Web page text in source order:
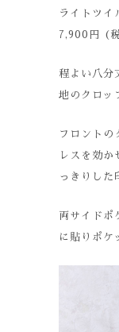
ライトツ
7,900円 (
程よい八分
地のクロッ
フロントの
レスを効か
っきりした
両サイドポ
に貼りポケ